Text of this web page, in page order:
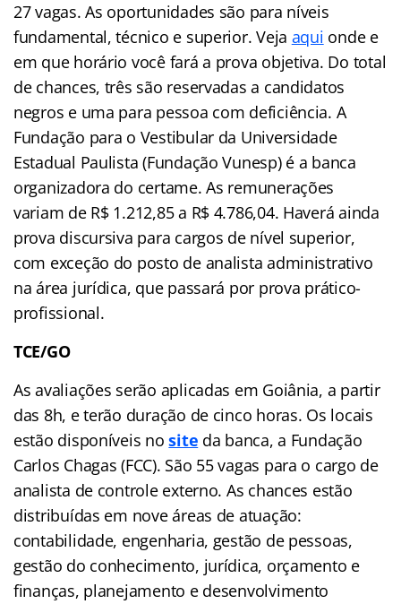
27 vagas. As oportunidades são para níveis
fundamental, técnico e superior. Veja aqui onde e
em que horário você fará a prova objetiva. Do total
de chances, três são reservadas a candidatos
negros e uma para pessoa com deficiência. A
Fundação para o Vestibular da Universidade
Estadual Paulista (Fundação Vunesp) é a banca
organizadora do certame. As remunerações
variam de R$ 1.212,85 a R$ 4.786,04. Haverá ainda
prova discursiva para cargos de nível superior,
com exceção do posto de analista administrativo
na área jurídica, que passará por prova prático-
profissional.
TCE/GO
As avaliações serão aplicadas em Goiânia, a partir
das 8h, e terão duração de cinco horas. Os locais
estão disponíveis nosite da banca, a Fundação
Carlos Chagas (FCC). São 55 vagas para o cargo de
analista de controle externo. As chances estão
distribuídas em nove áreas de atuação:
contabilidade, engenharia, gestão de pessoas,
gestão do conhecimento, jurídica, orçamento e
finanças, planejamento e desenvolvimento